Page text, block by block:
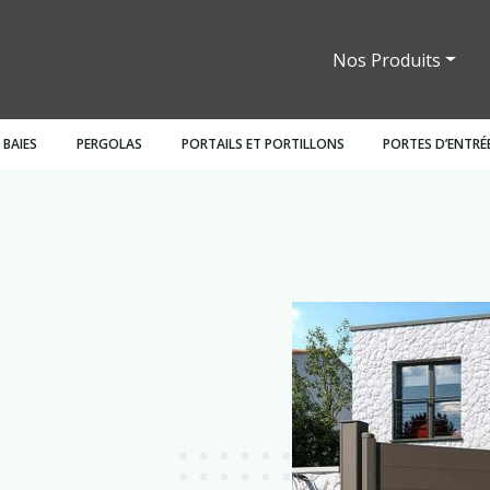
Nos Produits
Garde corps
PVC
PERGOLAS
Pergolas fixes
PORTAILS ET PORTILLONS
Motorisations
PORTES
Sectionnelles
Stores intérieurs Battants